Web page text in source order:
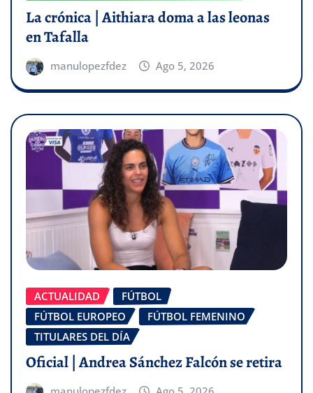
La crónica | Aithiara doma a las leonas
en Tafalla
manulopezfdez Ago 5, 2026
ACTUALIDAD
FÚTBOL
FÚTBOL EUROPEO
FÚTBOL FEMENINO
TITULARES DEL DÍA
Oficial | Andrea Sánchez Falcón se retira